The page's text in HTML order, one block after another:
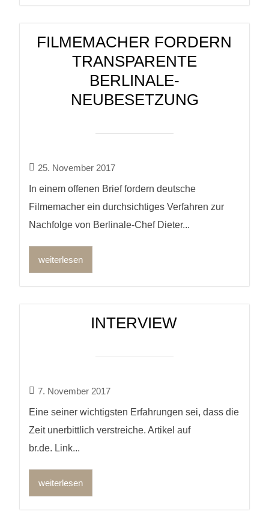
FILMEMACHER FORDERN
TRANSPARENTE
BERLINALE-
NEUBESETZUNG
25. November 2017
In einem offenen Brief fordern deutsche
Filmemacher ein durchsichtiges Verfahren zur
Nachfolge von Berlinale-Chef Dieter...
weiterlesen
INTERVIEW
7. November 2017
Eine seiner wichtigsten Erfahrungen sei, dass die
Zeit unerbittlich verstreiche. Artikel auf
br.de. Link...
weiterlesen